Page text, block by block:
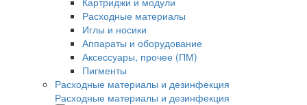
Расходные материалы
Иглы и носики
Аппараты и оборудование
Аксессуары, прочее (ПМ)
Пигменты
Расходные материалы и дезинфекция
Расходные материалы и дезинфекция